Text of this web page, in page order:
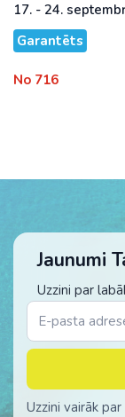
17. - 24.
Garantēts
No 716
Jaunumi
Uzzini par
Uzzini vairāk par